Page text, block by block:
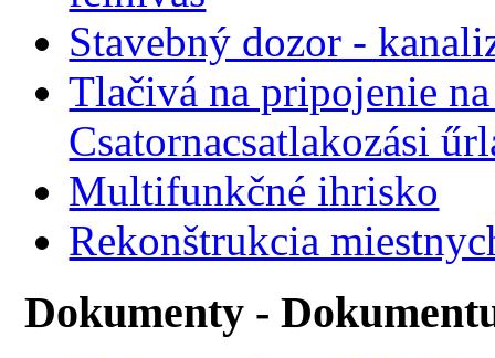
Stavebný dozor -
Tlačivá na pripojenie
Csatornacsatlakozási
Multifunkčné ihrisko
Rekonštrukcia
Dokumenty -